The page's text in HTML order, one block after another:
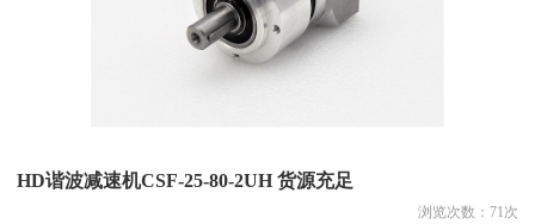
HD谐波减速机CSF-25-80-2UH 货源充足
浏览次数： 71次